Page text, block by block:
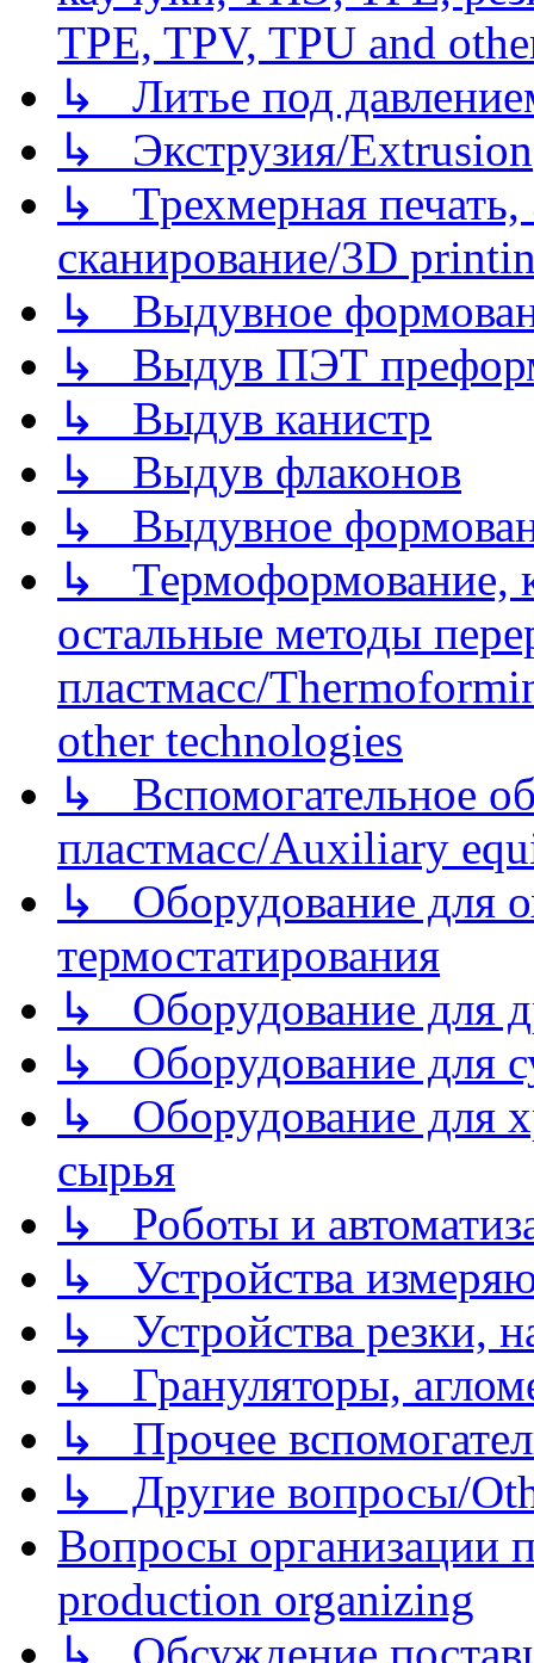
TPE, TPV, TPU and
↳ Литье под
↳ Экструзия/Extrusion
↳ Трехмерная
сканирование/3D
↳ Выдувное
↳ Выдув ПЭТ
↳ Выдув канистр
↳ Выдув флаконов
↳ Выдувное
↳ Термоформование,
остальные методы
пластмасс/
other technologies
↳ Вспомогательное
пластмасс/Auxiliary
↳ Оборудование для
термостатирования
↳ Оборудование для
↳ Оборудование для
↳ Оборудование для
сырья
↳ Роботы и
↳ Устройства
↳ Устройства резки,
↳ Грануляторы,
↳ Прочее
↳ Другие вопросы/
Вопросы организации
production organizing